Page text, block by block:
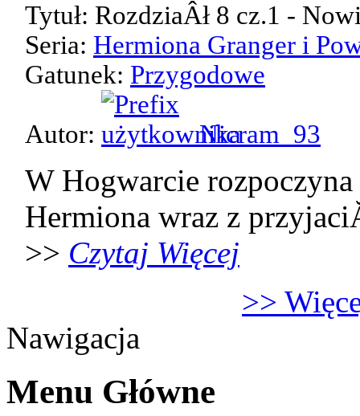
Tytuł: RozdziaÂł 8 cz.1 -
Seria: Hermiona Granger i
Gatunek: Przygodowe
Autor: Nicram_93
W Hogwarcie
Hermiona wraz z
>> Czytaj Więcej
>>
Nawigacja
Menu Główne